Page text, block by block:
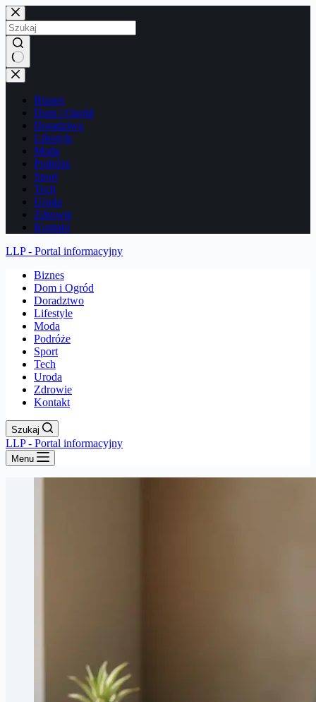
Przejdź
do
treści
Brak
wyników
Biznes
Dom i Ogród
Doradztwo
Lifestyle
Moda
Podróże
Sport
Tech
Uroda
Zdrowie
Kontakt
LLP - Portal informacyjny
Biznes
Dom i Ogród
Doradztwo
Lifestyle
Moda
Podróże
Sport
Tech
Uroda
Zdrowie
Kontakt
Szukaj
LLP - Portal informacyjny
Menu